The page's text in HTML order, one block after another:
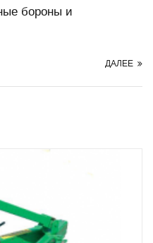
бороны и
ДАЛЕЕ